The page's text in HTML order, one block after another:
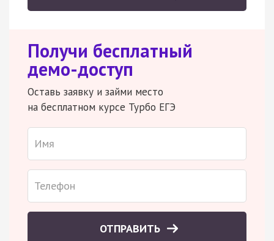
Получи бесплатный
демо-доступ
Оставь заявку и займи место
на бесплатном курсе Турбо ЕГЭ
ОТПРАВИТЬ